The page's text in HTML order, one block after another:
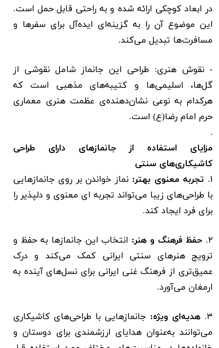
در ابعاد کوچکی ارائه شده و به راحتی قابل حمل است.
این موضوع آن را به گزینه‌ای ایده‌آل برای سفرها و
مسافرت‌ها تبدیل می‌کند.
- نقوش هنری: طراحی این جانماز شامل نقوشی از
گل‌ها، اسلیمی‌ها و کتیبه‌های مذهبی است که
هرکدام به نوعی نشان‌دهنده‌ی عظمت هنری معماری
حرم امام رضا(ع) است.
.
مزایای استفاده از جانمازهای دارای طراحی
کاشیکاری‌های سنتی
۱. تجربه معنوی بهتر: نماز خواندن بر روی جانمازهایی
با طراحی‌های زیبا می‌تواند تجربه ای معنوی و دلپذیر را
برای فرد ایجاد کند.
۲. حفظ فرهنگ و هنر: انتخاب این جانمازها به حفظ و
ترویج هنرهای سنتی ایرانی کمک می‌کند و درک
عمیق‌تری از فرهنگ غنی ایرانی برای نسل‌های آینده به
ارمغان می‌آورد.
۳. هدیه‌ای ویژه: جانمازهایی با طراحی‌های کاشیکاری
می‌توانند به‌عنوان هدایای ارزشمندی برای دوستان و